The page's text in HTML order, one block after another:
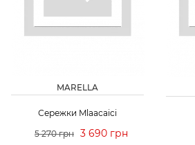
MARELLA
Сережки Mlaacaici
5 270 грн 3 690 грн